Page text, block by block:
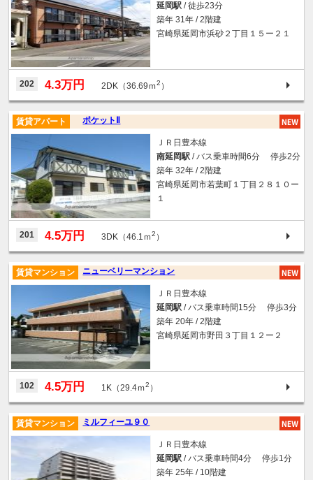
延岡駅 / 徒歩23分
築年 31年 / 2階建
宮崎県延岡市浜砂２丁目１５ー２１
202 4.3万円 2DK（36.69ｍ2 ）
ポケットⅡ
賃貸アパート
ＪＲ日豊本線
南延岡駅 / バス乗車時間6分 停歩2分
築年 32年 / 2階建
宮崎県延岡市若葉町１丁目２８１０ー
１
201 4.5万円 3DK（46.1ｍ2 ）
ニューベリーマンション
賃貸マンション
ＪＲ日豊本線
延岡駅 / バス乗車時間15分 停歩3分
築年 20年 / 2階建
宮崎県延岡市野田３丁目１２ー２
102 4.5万円 1K（29.4ｍ2 ）
ミルフィーユ９０
賃貸マンション
ＪＲ日豊本線
延岡駅 / バス乗車時間4分 停歩1分
築年 25年 / 10階建